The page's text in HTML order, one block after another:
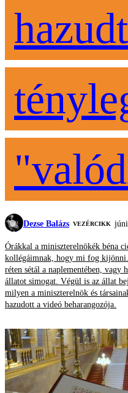
Dezse Balázs VEZÉRCIKK
Órákkal a miniszterelnökék béna
kollégáimnak, hogy mi fog
réten sétál a naplementében, vagy
állatot simogat. Végül is az állat
milyen a miniszterelnök és
hazudott a videó beharangozója.